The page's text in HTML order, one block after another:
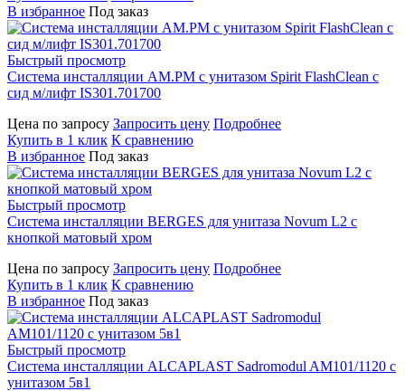
В избранное Под заказ
Быстрый просмотр
Система инсталляции AM.PM с унитазом Spirit FlashClean с
сид м/лифт IS301.701700
Цена по запросу Запросить цену Подробнее
Купить в 1 клик К сравнению
В избранное Под заказ
Быстрый просмотр
Система инсталляции BERGES для унитаза Novum L2 с
кнопкой матовый хром
Цена по запросу Запросить цену Подробнее
Купить в 1 клик К сравнению
В избранное Под заказ
Быстрый просмотр
Система инсталляции ALCAPLAST Sadromodul AM101/1120 с
унитазом 5в1